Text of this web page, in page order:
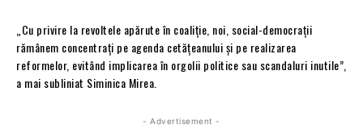
„Cu privire la revoltele apărute în coaliție, noi, social-democrații
rămânem concentrați pe agenda cetățeanului și pe realizarea
reformelor, evitând implicarea în orgolii politice sau scandaluri inutile”,
a mai subliniat Siminica Mirea.
- Advertisement -